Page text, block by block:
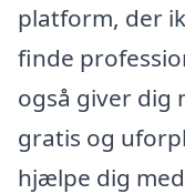
platform, der
finde
også giver dig
gratis og
hjælpe dig